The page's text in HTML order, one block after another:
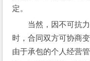
定。
当然，因不可抗
时，合同双方可协商
由于承包的个人经营